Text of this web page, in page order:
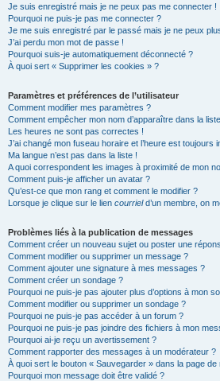
Je suis enregistré mais je ne peux pas me connecter !
Pourquoi ne puis-je pas me connecter ?
Je me suis enregistré par le passé mais je ne peux
J’ai perdu mon mot de passe !
Pourquoi suis-je automatiquement déconnecté ?
À quoi sert « Supprimer les cookies » ?
Paramètres et préférences de l’utilisateur
Comment modifier mes paramètres ?
Comment empêcher mon nom d’apparaître dans la
Les heures ne sont pas correctes !
J’ai changé mon fuseau horaire et l’heure est toujours
Ma langue n’est pas dans la liste !
A quoi correspondent les images à proximité de mon
Comment puis-je afficher un avatar ?
Qu’est-ce que mon rang et comment le modifier ?
Lorsque je clique sur le lien courrield’un membre, on
Problèmes liés à la publication de messages
Comment créer un nouveau sujet ou poster une
Comment modifier ou supprimer un message ?
Comment ajouter une signature à mes messages ?
Comment créer un sondage ?
Pourquoi ne puis-je pas ajouter plus d’options à mon
Comment modifier ou supprimer un sondage ?
Pourquoi ne puis-je pas accéder à un forum ?
Pourquoi ne puis-je pas joindre des fichiers à mon
Pourquoi ai-je reçu un avertissement ?
Comment rapporter des messages à un modérateur ?
À quoi sert le bouton « Sauvegarder » dans la page
Pourquoi mon message doit être validé ?